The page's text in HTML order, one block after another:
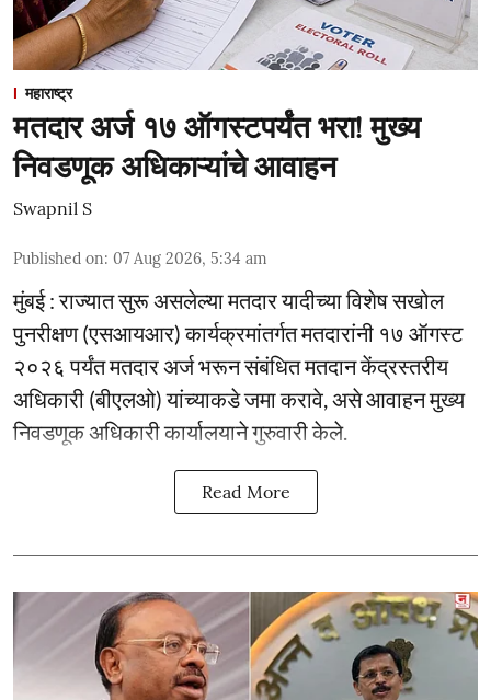
महाराष्ट्र
मतदार अर्ज १७ ऑगस्टपर्यंत भरा! मुख्य
निवडणूक अधिकाऱ्यांचे आवाहन
Swapnil S
Published on: 07 Aug 2026, 5:34 am
मुंबई : राज्यात सुरू असलेल्या मतदार यादीच्या विशेष सखोल
पुनरीक्षण (एसआयआर) कार्यक्रमांतर्गत मतदारांनी १७ ऑगस्ट
२०२६ पर्यंत मतदार अर्ज भरून संबंधित मतदान केंद्रस्तरीय
अधिकारी (बीएलओ) यांच्याकडे जमा करावे, असे आवाहन मुख्य
निवडणूक अधिकारी कार्यालयाने गुरुवारी केले.
Read More